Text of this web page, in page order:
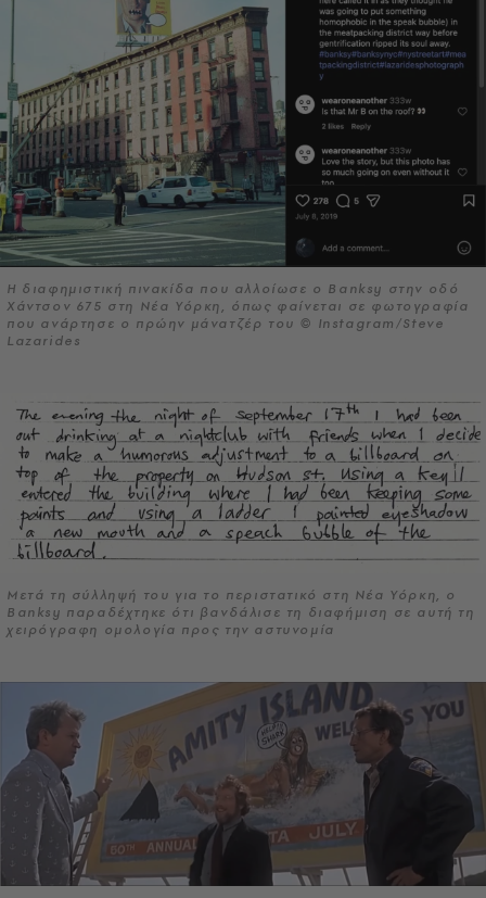
Η διαφημιστική πινακίδα που αλλοίωσε ο Banksy στην οδό
Χάντσον 675 στη Νέα Υόρκη, όπως φαίνεται σε φωτογραφία
που ανάρτησε ο πρώην μάνατζέρ του © Instagram/Steve
Lazarides
Μετά τη σύλληψή του για το περιστατικό στη Νέα Υόρκη, ο
Banksy παραδέχτηκε ότι βανδάλισε τη διαφήμιση σε αυτή τη
χειρόγραφη ομολογία προς την αστυνομία